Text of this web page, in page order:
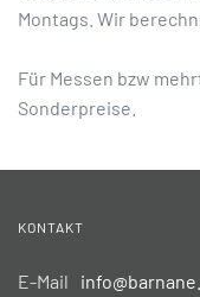
Montags. Wir
Für Messen bzw
Sonderpreise.
KONTAKT
E-Mail